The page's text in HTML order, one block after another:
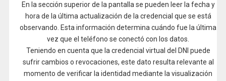
En la sección superior de la pantalla se pueden leer la fecha y
hora de la última actualización de la credencial que se está
observando. Esta información determina cuándo fue la última
vez que el teléfono se conectó con los datos.
Teniendo en cuenta que la credencial virtual del DNI puede
sufrir cambios o revocaciones, este dato resulta relevante al
momento de verificar la identidad mediante la visualización